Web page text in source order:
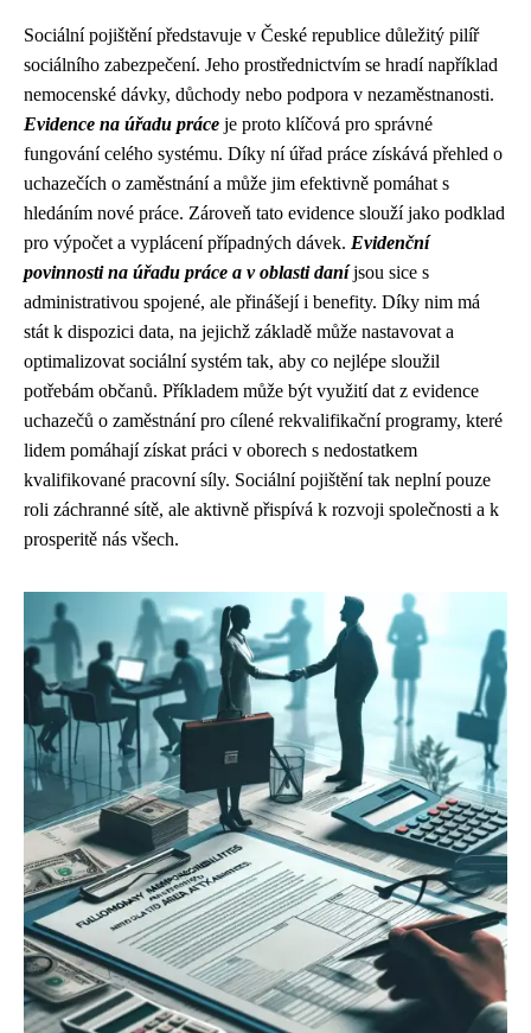
Sociální pojištění představuje v České republice důležitý pilíř
sociálního zabezpečení. Jeho prostřednictvím se hradí například
nemocenské dávky, důchody nebo podpora v nezaměstnanosti.
Evidence na úřadu práce je proto klíčová pro správné
fungování celého systému. Díky ní úřad práce získává přehled o
uchazečích o zaměstnání a může jim efektivně pomáhat s
hledáním nové práce. Zároveň tato evidence slouží jako podklad
pro výpočet a vyplácení případných dávek. Evidenční
povinnosti na úřadu práce a v oblasti daníjsou sice s
administrativou spojené, ale přinášejí i benefity. Díky nim má
stát k dispozici data, na jejichž základě může nastavovat a
optimalizovat sociální systém tak, aby co nejlépe sloužil
potřebám občanů. Příkladem může být využití dat z evidence
uchazečů o zaměstnání pro cílené rekvalifikační programy, které
lidem pomáhají získat práci v oborech s nedostatkem
kvalifikované pracovní síly. Sociální pojištění tak neplní pouze
roli záchranné sítě, ale aktivně přispívá k rozvoji společnosti a k
prosperitě nás všech.